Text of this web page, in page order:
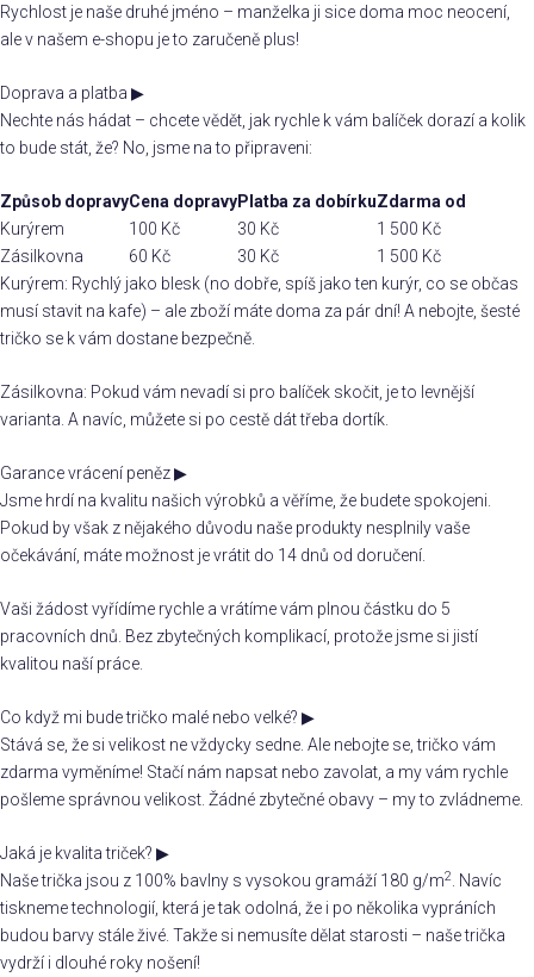
Rychlost je naše druhé jméno – manželka ji sice doma moc neocení,
ale v našem e-shopu je to zaručeně plus!
Doprava a platba ▶
Nechte nás hádat – chcete vědět, jak rychle k vám balíček dorazí a kolik
to bude stát, že? No, jsme na to připraveni:
Způsob dopravyCena dopravyPlatba za dobírkuZdarma od
Kurýrem
100 Kč 30 Kč
1 500 Kč
Zásilkovna
60 Kč 30 Kč
1 500 Kč
Kurýrem: Rychlý jako blesk (no dobře, spíš jako ten kurýr, co se občas
musí stavit na kafe) – ale zboží máte doma za pár dní! A nebojte, šesté
tričko se k vám dostane bezpečně.
Zásilkovna: Pokud vám nevadí si pro balíček skočit, je to levnější
varianta. A navíc, můžete si po cestě dát třeba dortík.
Garance vrácení peněz▶
Jsme hrdí na kvalitu našich výrobků a věříme, že budete spokojeni.
Pokud by však z nějakého důvodu naše produkty nesplnily vaše
očekávání, máte možnost je vrátit do 14 dnů od doručení.
Vaši žádost vyřídíme rychle a vrátíme vám plnou částku do 5
pracovních dnů. Bez zbytečných komplikací, protože jsme si jistí
kvalitou naší práce.
Co když mi bude tričko malé nebo velké? ▶
Stává se, že si velikost ne vždycky sedne. Ale nebojte se, tričko vám
zdarma vyměníme! Stačí nám napsat nebo zavolat, a my vám rychle
pošleme správnou velikost. Žádné zbytečné obavy – my to zvládneme.
Jaká je kvalita triček? ▶
Naše trička jsou z 100% bavlny s vysokou gramáží 180 g/m2
. Navíc
tiskneme technologií, která je tak odolná, že i po několika vypráních
budou barvy stále živé. Takže si nemusíte dělat starosti – naše trička
vydrží i dlouhé roky nošení!